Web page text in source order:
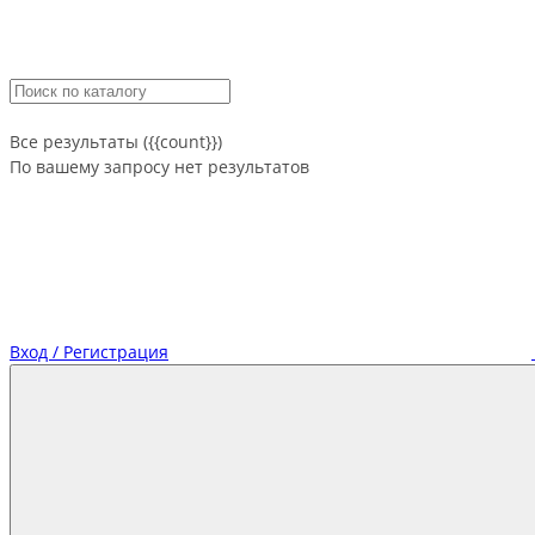
Все результаты ({{count}})
По вашему запросу нет результатов
Вход / Регистрация